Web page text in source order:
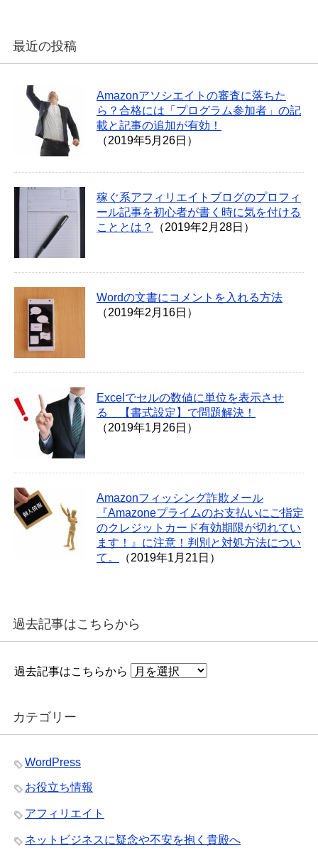
最近の投稿
Amazonアソシエイトの審査に落ちた
ら？合格には「プログラム参加者」の記
載と記事の追加が有効！
（2019年5月26日）
稼ぐ系アフィリエイトブログのプロフィ
ール記事を初心者が書く時に気を付ける
こととは？
（2019年2月28日）
Wordの文書にコメントを入れる方法
（2019年2月16日）
Excelでセルの数値に単位を表示させ
る 【書式設定】で問題解決！
（2019年1月26日）
Amazonフィッシング詐欺メール
『Amazoneプライムのお支払いにご指定
のクレジットカード有効期限が切れてい
ます！』に注意！判別と対処方法につい
て。
（2019年1月21日）
過去記事はこちらから
過去記事はこちらから
カテゴリー
WordPress
お役立ち情報
アフィリエイト
ネットビジネスに疑念や不安を抱く貴殿へ